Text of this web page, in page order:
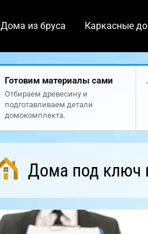
Дома из бруса Каркасные
Готовим материалы сами
Отбираем древесину и
подготавливаем детали
домокомплекта.
Дома под ключ